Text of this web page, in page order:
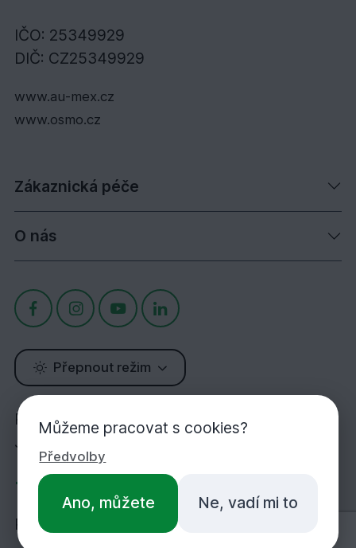
IČO: 25349929
DIČ: CZ25349929
www.au-mex.cz
www.osmo.cz
Zákaznická péče
O nás
Přepnout režim
Potřebujete poradit?
Jsme tu pro Vás!
+420 283 933 452
PO-PÁ 7:00-16:30
Můžeme pracovat s cookies?
Předvolby
Ano, můžete Ne, vadí mi to